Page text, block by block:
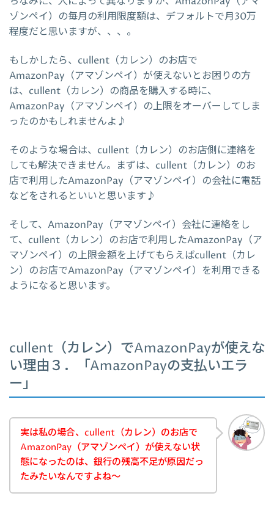
ゾンペイ）の毎月の利用限度額は、デフォルトで月30万
程度だと思いますが、、、。
もしかしたら、cullent（カレン）のお店で
AmazonPay（アマゾンペイ）が使えないとお困りの方
は、cullent（カレン）の商品を購入する時に、
AmazonPay（アマゾンペイ）の上限をオーバーしてしま
ったのかもしれませんよ♪
そのような場合は、cullent（カレン）のお店側に連絡を
しても解決できません。まずは、cullent（カレン）のお
店で利用したAmazonPay（アマゾンペイ）の会社に電話
などをされるといいと思います♪
そして、AmazonPay（アマゾンペイ）会社に連絡をし
て、cullent（カレン）のお店で利用したAmazonPay（ア
マゾンペイ）の上限金額を上げてもらえばcullent（カレ
ン）のお店でAmazonPay（アマゾンペイ）を利用できる
ようになると思います。
cullent（カレン）でAmazonPayが使えな
い理由３．「AmazonPayの支払いエラ
ー」
実は私の場合、cullent（カレン）のお店で
AmazonPay（アマゾンペイ）が使えない状
態になったのは、銀行の残高不足が原因だっ
たみたいなんですよね～